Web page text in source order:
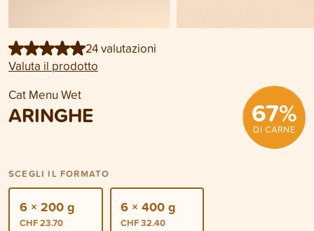
24 valutazioni
Valuta il prodotto
Cat Menu Wet
ARINGHE 67%
DI CARNE
SCEGLI IL FORMATO
6 × 200 g
CHF 23.70
6 × 400 g
CHF 32.40